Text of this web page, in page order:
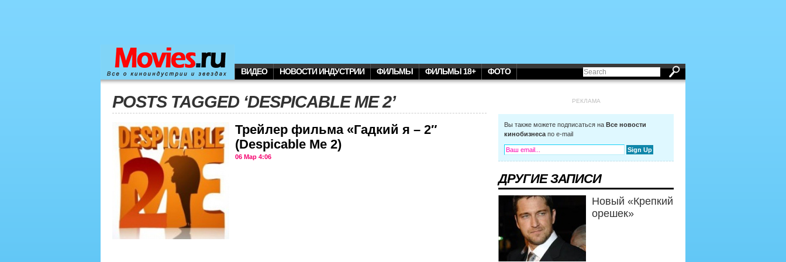
ВИДЕО НОВОСТИ ИНДУСТРИИ ФИЛЬМЫ ФИЛЬМЫ 18+ ФОТО
POSTS TAGGED ‘DESPICABLE ME 2’
Трейлер фильма «Гадкий я – 2″
(Despicable Me 2)
06 Мар 4:06
РЕКЛАМА
Вы также можете подписаться на Все новости
кинобизнеса по e-mail
ДРУГИЕ ЗАПИСИ
Новый «Крепкий
орешек»